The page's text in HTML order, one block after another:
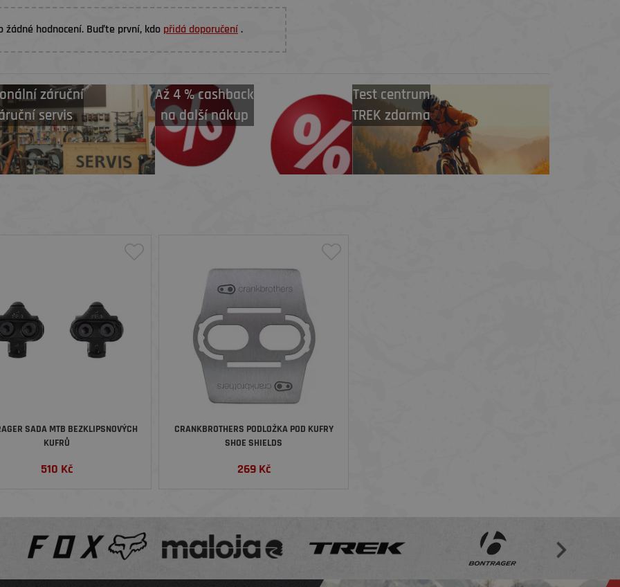
hodnocení. Buďte první, kdo přidá doporučení.
záruční
servis
Až 4 % cashback
na další nákup
Test centrum
TREK zdarma
SADA MTB BEZKLIPSNOVÝCH
KUFRŮ
510 Kč
CRANKBROTHERS PODLOŽKA POD KUFRY
SHOE SHIELDS
269Kč